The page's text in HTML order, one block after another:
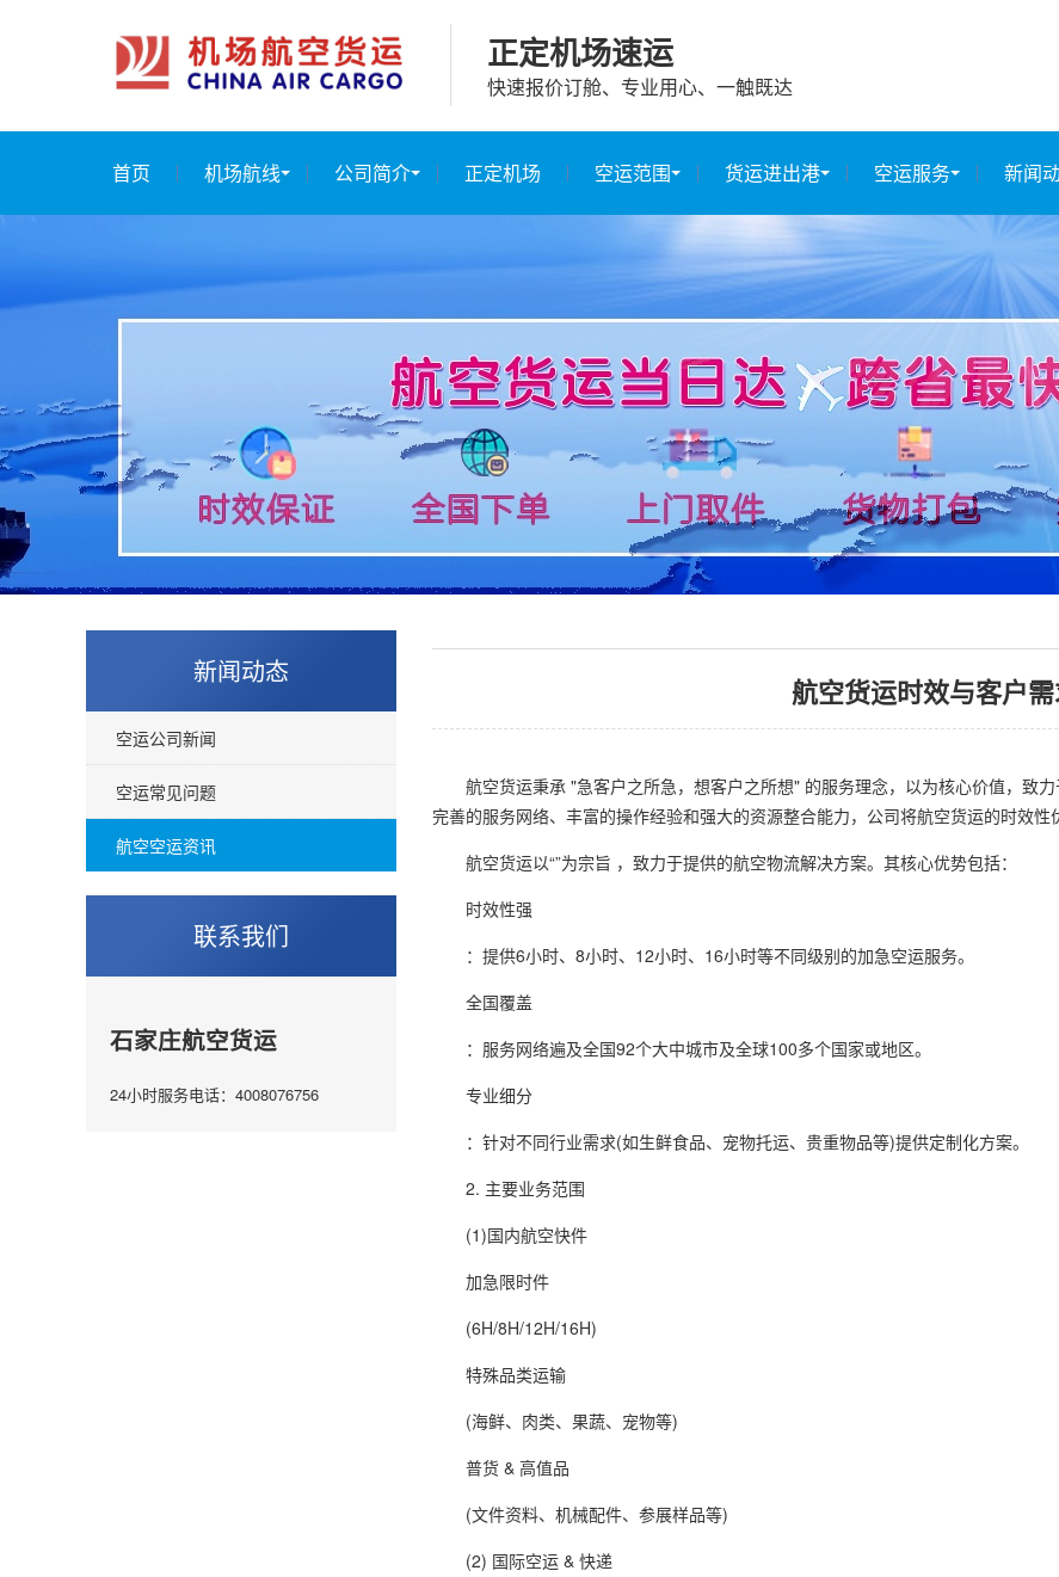
正定机场速运
快速报价订舱、专业用心、一触既达
首页 机场航线 公司简介 正定机场 空运范围 货运进出港 空运服务 新闻
新闻动态
空运公司新闻
空运常见问题
航空空运资讯
联系我们
石家庄航空货运
24小时服务电话：4008076756
航空货运时效与客户
航空货运秉承 "急客户之所急，想客户之所想" 的服务理念，以为核心价值，致
完善的服务网络、丰富的操作经验和强大的资源整合能力，公司将航空货运的时效性
航空货运以“”为宗旨 ，致力于提供的航空物流解决方案。其核心优势包括：
时效性强
：提供6小时、8小时、12小时、16小时等不同级别的加急空运服务。
全国覆盖
：服务网络遍及全国92个大中城市及全球100多个国家或地区。
专业细分
：针对不同行业需求(如生鲜食品、宠物托运、贵重物品等)提供定制化方案。
2. 主要业务范围
(1)国内航空快件
加急限时件
(6H/8H/12H/16H)
特殊品类运输
(海鲜、肉类、果蔬、宠物等)
普货 & 高值品
(文件资料、机械配件、参展样品等)
(2) 国际空运 & 快递